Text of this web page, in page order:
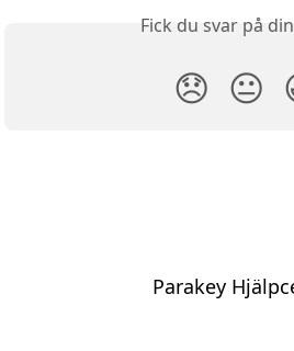
Fick du svar på
😞 😐
Parakey